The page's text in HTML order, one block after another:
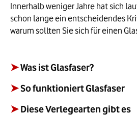
Innerhalb weniger Jahre hat sich
schon lange ein entscheidendes
warum sollten Sie sich für einen
➤Was ist Glasfaser?
➤So funktioniert Glasfaser
➤Diese Verlegearten gibt es